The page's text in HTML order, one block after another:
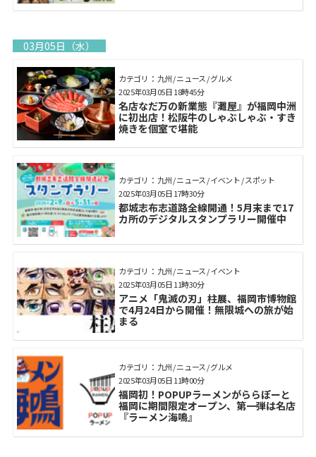
03月05日（水）
カテゴリ： 九州 / ニュース / グルメ
名店なだ万の新業態『灘屋』が福岡中洲
に初出店！松阪牛のしゃぶしゃぶ・すき
焼きを個室で堪能
2025年03月05日 18時45分
カテゴリ： 九州 / ニュース / イベント / スポット
都城志布志道路全線開通！5月末まで17
カ所のデジタルスタンプラリー開催中
2025年03月05日 17時30分
カテゴリ： 九州 / ニュース / イベント
アニメ「鬼滅の刃」柱展、福岡市博物館
で4月24日から開催！無限城への旅が始
まる
2025年03月05日 11時30分
カテゴリ： 九州 / ニュース / グルメ
福岡初！POPUPラーメンがららぽーと
福岡に期間限定オープン、第一弾は名店
『ラーメン海鳴』
2025年03月05日 11時00分